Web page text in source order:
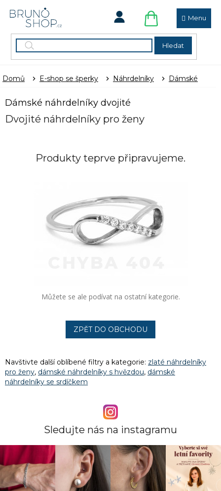
Hledat
NÁKUPNÍ
KOŠÍK
Domů E-shop se šperky Náhrdelníky Dámské
Dámské náhrdelníky dvojité
Dvojité náhrdelníky pro ženy
Produkty teprve připravujeme.
Můžete se ale podívat na ostatní kategorie.
ZPĚT DO OBCHODU
Navštivte další oblíbené filtry a kategorie: zlaté náhrdelníky
pro ženy, dámské náhrdelníky s hvězdou, dámské
náhrdelníky se srdíčkem
Sledujte nás na instagramu